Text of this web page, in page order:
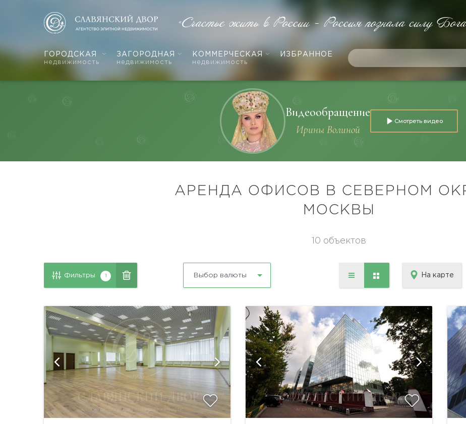
ГОРОДСКАЯ
недвижимость
ЗАГОРОДНАЯ
недвижимость
КОММЕРЧЕСКАЯ
недвижимость
ИЗБРАННОЕ
«Счастье жить в России - Россия познала силу
Видеообращение
Ирины Волиной
Смотреть видео
АРЕНДА ОФИСОВ В СЕВЕРНОМ
МОСКВЫ
10 объектов
Фильтры Выбор валюты На карте
показать ещё 6 фотографий